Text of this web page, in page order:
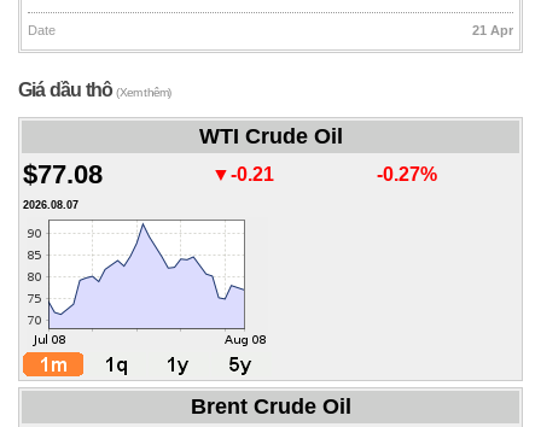
Date 21 Apr
Giá dầu thô(Xem thêm)
WTI Crude Oil
$77.08 ▼-0.21 -0.27%
2026.08.07
Brent Crude Oil